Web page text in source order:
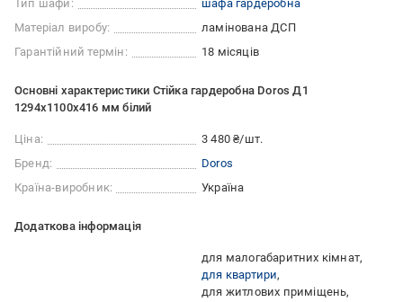
Тип шафи:
шафа гардеробна
Матеріал виробу:
ламінована ДСП
Гарантійний термін:
18 місяців
Основні характеристики Стійка гардеробна Doros Д1
1294х1100х416 мм білий
Ціна:
3 480 ₴/шт.
Бренд:
Doros
Країна-виробник:
Україна
Додаткова інформація
для малогабаритних кімнат
для квартири
для житлових приміщень